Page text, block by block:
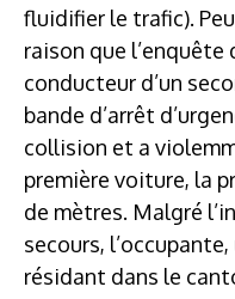
fluidifier le trafic).
raison que l’enquête
conducteur d’un
bande d’arrêt
collision et a
première voiture, la
de mètres. Malgré
secours,
résidant dans le